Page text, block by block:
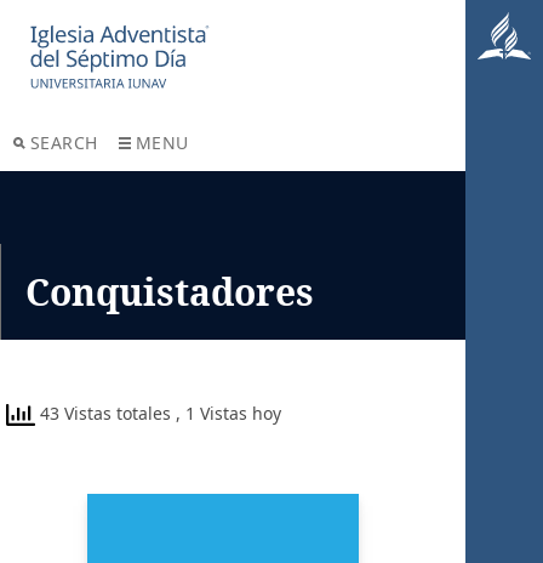
SEARCH MENU
Conquistadores
43 Vistas totales , 1 Vistas hoy